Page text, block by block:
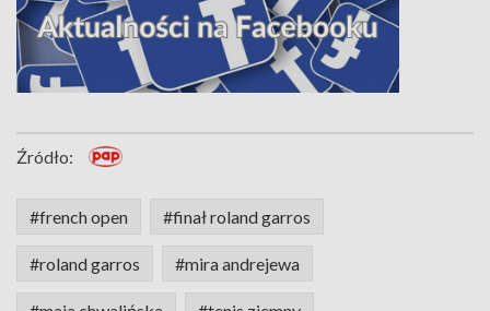
Źródło:
#french open #finał roland garros
#roland garros #mira andrejewa